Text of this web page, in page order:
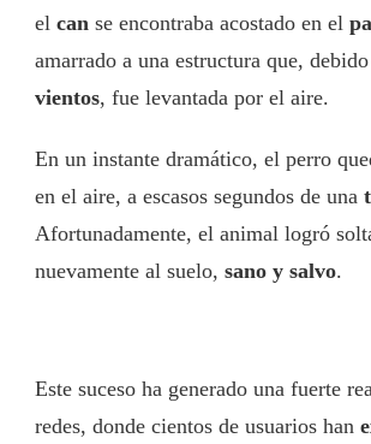
el can se encontraba acostado en el
amarrado a una estructura que,
vientos, fue levantada por el aire.
En un instante dramático, el perro
en el aire, a escasos segundos de una
Afortunadamente, el animal logró
nuevamente al suelo, sano y salvo.
Este suceso ha generado una fuerte
redes, donde cientos de usuarios han